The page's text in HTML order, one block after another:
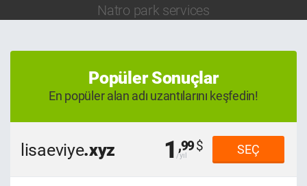
Natro park services
Popüler Sonuçlar
En popüler alan adı uzantılarını keşfedin!
lisaeviye.xyz 1 ,99 SEÇ